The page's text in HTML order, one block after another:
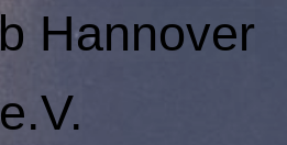
Hannover
e.V.